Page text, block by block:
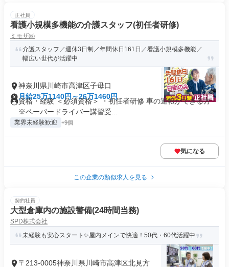
正社員
看護小規模多機能の介護スタッフ(初任者研修)
ミモザ㈱
介護スタッフ／週休3日制／年間休日161日／看護小規模多機能／
幅広い世代が活躍中
神奈川県川崎市高津区子母口
月給25万1140円～26万1460円
資格・経験 ＜必須資格＞ ・初任者研修 車の運転ができる方
※ペーパードライバー講習受...
業界未経験歓迎 +9個
気になる
この企業の類似求人を見る
契約社員
大型倉庫内の施設警備(24時間当務)
SPD株式会社
未経験も安心スタート✨屋内メインで快適！50代・60代活躍中
〒213-0005神奈川県川崎市高津区北見方